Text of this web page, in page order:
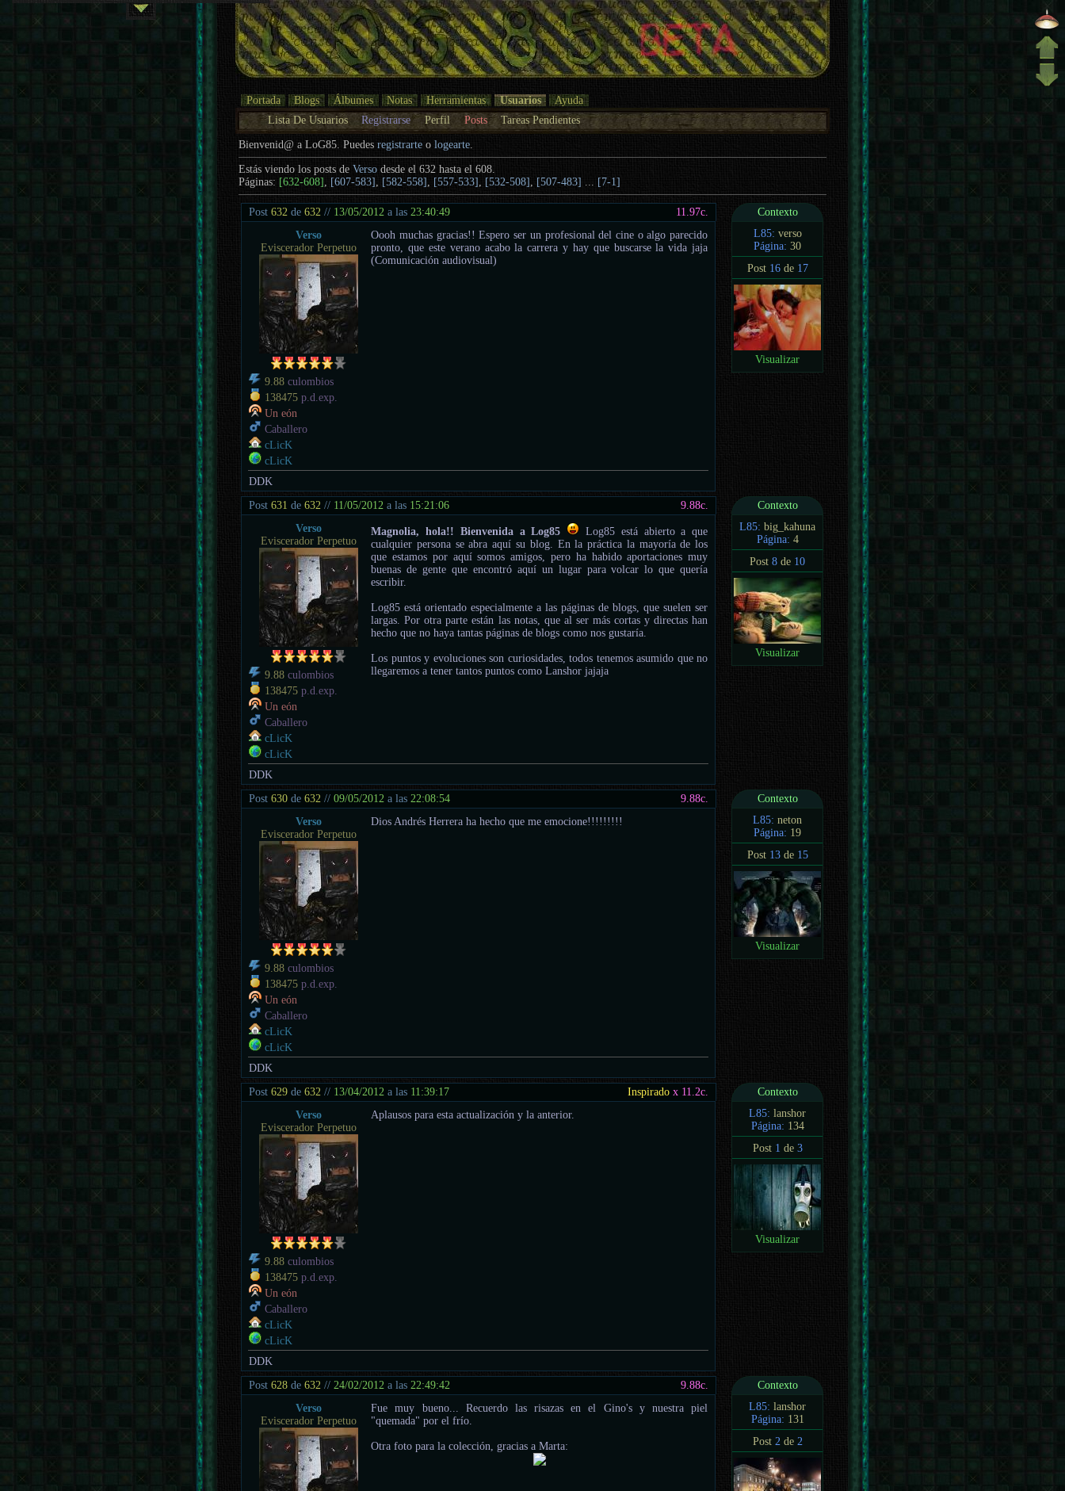
Portada Blogs Álbumes Notas Herramientas Usuarios
Ayuda
Lista De Usuarios
Registrarse Perfil Posts Tareas Pendientes
Bienvenid@ a LoG85. Puedesregistrarte ologearte.
Estás viendo los posts deVerso desde el 632 hasta el 608.
Páginas: [632-608] [607-583] [582-558] [557-533] [532-508] [507-483] [7-1]
Post632 de632 // 13/05/2012 a las 23:40:49 11.97c.
Verso
Eviscerador Perpetuo
9.88 culombios
138475 p.d.exp.
Un eón
Caballero
cLicK
cLicK
Oooh muchas gracias!! Espero ser un profesional del cine o algo parecido
pronto, que este verano acabo la carrera y hay que buscarse la vida jaja
(Comunicación audiovisual)
DDK
Contexto
L85: verso
Página: 30
Post 16de 17
Visualizar
Post631 de632 // 11/05/2012 a las 15:21:06 9.88c.
Verso
Eviscerador Perpetuo
9.88 culombios
138475 p.d.exp.
Un eón
Caballero
cLicK
cLicK
Magnolia, hola!! Bienvenida a Log85
Log85 está abierto a que
cualquier persona se abra aquí su blog. En la práctica la mayoría de los
que estamos por aquí somos amigos, pero ha habido aportaciones muy
buenas de gente que encontró aquí un lugar para volcar lo que quería
escribir.
Log85 está orientado especialmente a las páginas de blogs, que suelen ser
largas. Por otra parte están las notas, que al ser más cortas y directas han
hecho que no haya tantas páginas de blogs como nos gustaría.
Los puntos y evoluciones son curiosidades, todos tenemos asumido que no
llegaremos a tener tantos puntos como Lanshor jajaja
DDK
Contexto
L85: big_kahuna
Página: 4
Post8 de 10
Visualizar
Post630 de632 //09/05/2012 a las 22:08:54 9.88c.
Verso
Eviscerador Perpetuo
9.88 culombios
138475 p.d.exp.
Un eón
Caballero
cLicK
cLicK
Dios Andrés Herrera ha hecho que me emocione!!!!!!!!!
DDK
Contexto
L85: neton
Página: 19
Post 13de 15
Visualizar
Post629 de632 // 13/04/2012 a las 11:39:17 Inspirado x 11.2c.
Verso
Eviscerador Perpetuo
9.88 culombios
138475 p.d.exp.
Un eón
Caballero
cLicK
cLicK
Aplausos para esta actualización y la anterior.
DDK
Contexto
L85: lanshor
Página: 134
Post 1 de 3
Visualizar
Post628 de632 // 24/02/2012 a las 22:49:42 9.88c.
Verso
Eviscerador Perpetuo
Fue muy bueno... Recuerdo las risazas en el Gino's y nuestra piel
"quemada" por el frío.
Otra foto para la colección, gracias a Marta:
Contexto
L85: lanshor
Página: 131
Post 2de 2